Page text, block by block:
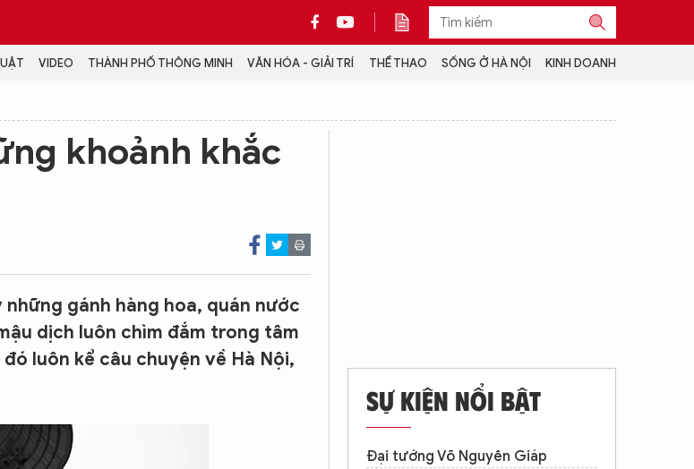
VIDEO THÀNH PHỐ THÔNG MINH VĂN HÓA - GIẢI TRÍ THỂ THAO SỐNG Ở HÀ NỘI KINH DOANH
LỊCH VẠN SỰ
khoảnh khắc
gánh hàng hoa, quán nước
dịch luôn chìm đắm trong tâm
luôn kể câu chuyện về Hà Nội,
SỰ KIỆN NỔI BẬT
Đại tướng Võ Nguyên Giáp